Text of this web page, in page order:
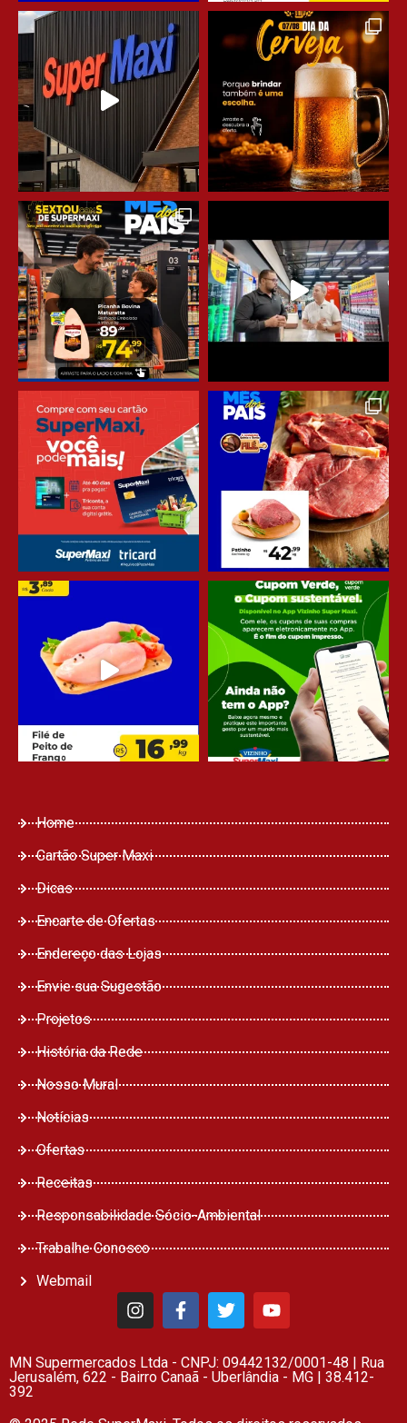
Home
Cartão Super Maxi
Dicas
Encarte de Ofertas
Endereço das Lojas
Envie sua Sugestão
Projetos
História da Rede
Nosso Mural
Notícias
Ofertas
Receitas
Responsabilidade Sócio-Ambiental
Trabalhe Conosco
Webmail
MN Supermercados Ltda - CNPJ: 09442132/0001-48 | Rua
Jerusalém, 622 - Bairro Canaã - Uberlândia - MG | 38.412-
392